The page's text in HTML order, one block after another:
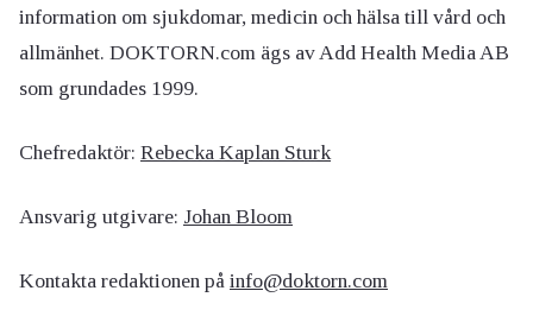
information om sjukdomar, medicin och hälsa till vård och
allmänhet. DOKTORN.com ägs av Add Health Media AB
som grundades 1999.
Chefredaktör: Rebecka Kaplan Sturk
Ansvarig utgivare: Johan Bloom
Kontakta redaktionen på info@doktorn.com